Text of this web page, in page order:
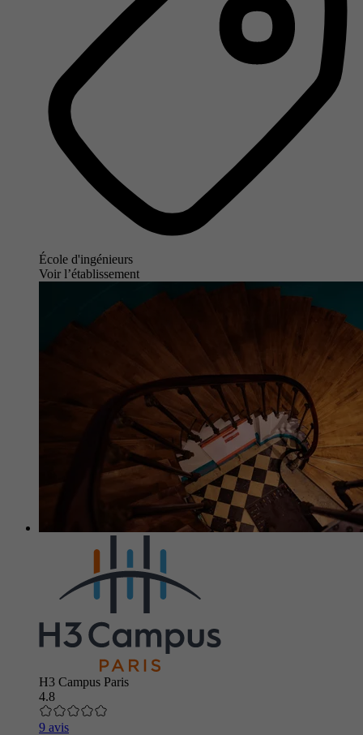
École d'ingénieurs
Voir l’établissement
H3 Campus Paris
4.8
9 avis